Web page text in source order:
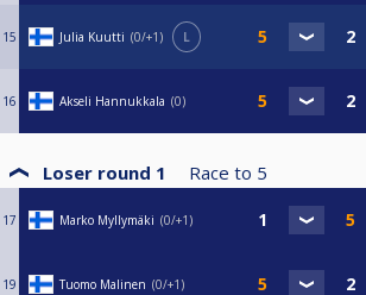
15 Julia Kuutti 0/+1 L
16 Akseli Hannukkala 0
Loser round 1 Race to 5
17 Marko Myllymäki 0/+1
19 Tuomo Malinen 0/+1